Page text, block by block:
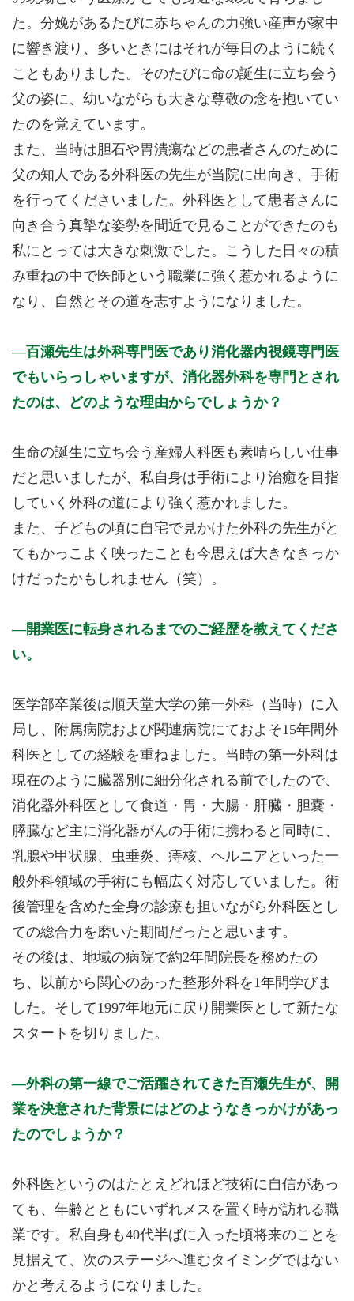
た。分娩があるたびに赤ちゃんの力強い産声が家中
に響き渡り、多いときにはそれが毎日のように続く
こともありました。そのたびに命の誕生に立ち会う
父の姿に、幼いながらも大きな尊敬の念を抱いてい
たのを覚えています。
また、当時は胆石や胃潰瘍などの患者さんのために
父の知人である外科医の先生が当院に出向き、手術
を行ってくださいました。外科医として患者さんに
向き合う真摯な姿勢を間近で見ることができたのも
私にとっては大きな刺激でした。こうした日々の積
み重ねの中で医師という職業に強く惹かれるように
なり、自然とその道を志すようになりました。
百瀬先生は外科専門医であり消化器内視鏡専門医
でもいらっしゃいますが、消化器外科を専門とされ
たのは、どのような理由からでしょうか？
生命の誕生に立ち会う産婦人科医も素晴らしい仕事
だと思いましたが、私自身は手術により治癒を目指
していく外科の道により強く惹かれました。
また、子どもの頃に自宅で見かけた外科の先生がと
てもかっこよく映ったことも今思えば大きなきっか
けだったかもしれません（笑）。
開業医に転身されるまでのご経歴を教えてくださ
い。
医学部卒業後は順天堂大学の第一外科（当時）に入
局し、附属病院および関連病院にておよそ15年間外
科医としての経験を重ねました。当時の第一外科は
現在のように臓器別に細分化される前でしたので、
消化器外科医として食道・胃・大腸・肝臓・胆嚢・
膵臓など主に消化器がんの手術に携わると同時に、
乳腺や甲状腺、虫垂炎、痔核、ヘルニアといった一
般外科領域の手術にも幅広く対応していました。術
後管理を含めた全身の診療も担いながら外科医とし
ての総合力を磨いた期間だったと思います。
その後は、地域の病院で約2年間院長を務めたの
ち、以前から関心のあった整形外科を1年間学びま
した。そして1997年地元に戻り開業医として新たな
スタートを切りました。
外科の第一線でご活躍されてきた百瀬先生が、開
業を決意された背景にはどのようなきっかけがあっ
たのでしょうか？
外科医というのはたとえどれほど技術に自信があっ
ても、年齢とともにいずれメスを置く時が訪れる職
業です。私自身も40代半ばに入った頃将来のことを
見据えて、次のステージへ進むタイミングではない
かと考えるようになりました。